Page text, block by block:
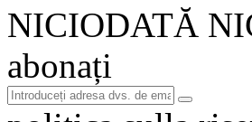
NICIODATĂ
abonați